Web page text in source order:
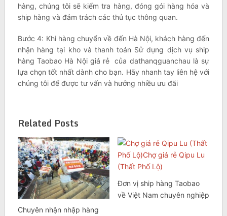
hàng, chúng tôi sẽ kiểm tra hàng, đóng gói hàng hóa và
ship hàng và đảm trách các thủ tục thông quan.
Bước 4: Khi hàng chuyển về đến Hà Nội, khách hàng đến
nhận hàng tại kho và thanh toán Sử dụng dịch vụ ship
hàng Taobao Hà Nội giá rẻ của dathanqguanchau là sự
lựa chọn tốt nhất dành cho bạn. Hãy nhanh tay liên hệ với
chúng tôi để được tư vấn và hưởng nhiều ưu đãi
Related Posts
Chuyên nhận nhập hàng
Đơn vị ship hàng Taobao
về Việt Nam chuyên nghiệp